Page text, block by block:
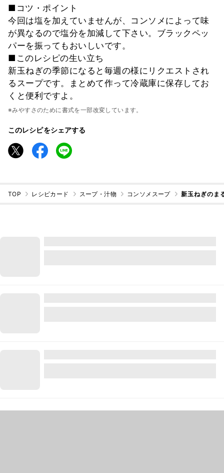
■コツ・ポイント
今回は塩を加えていませんが、コンソメによって味
が異なるので塩分を加減して下さい。ブラックペッ
パーを振ってもおいしいです。
■このレシピの生い立ち
新玉ねぎの季節になると毎週の様にリクエストされ
るスープです。まとめて作って冷蔵庫に保存してお
くと便利ですよ。
※みやすさのために書式を一部改変しています。
このレシピをシェアする
TOP レシピカード スープ・汁物 コンソメスープ 新玉ねぎのま